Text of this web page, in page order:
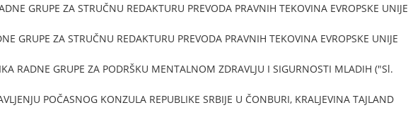
GRUPE ZA STRUČNU REDAKTURU PREVODA PRAVNIH TEKOVINA EVROPSKE UNIJE
GRUPE ZA STRUČNU REDAKTURU PREVODA PRAVNIH TEKOVINA EVROPSKE UNIJE
RADNE GRUPE ZA PODRŠKU MENTALNOM ZDRAVLJU I SIGURNOSTI MLADIH ("Sl.
POČASNOG KONZULA REPUBLIKE SRBIJE U ČONBURI, KRALJEVINA TAJLAND